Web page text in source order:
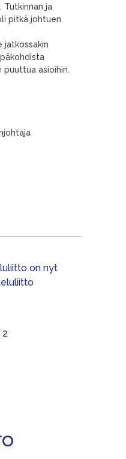
Tutkinnan ja
pitkä johtuen
jatkossakin
puuttua asioihin.
on nyt
2